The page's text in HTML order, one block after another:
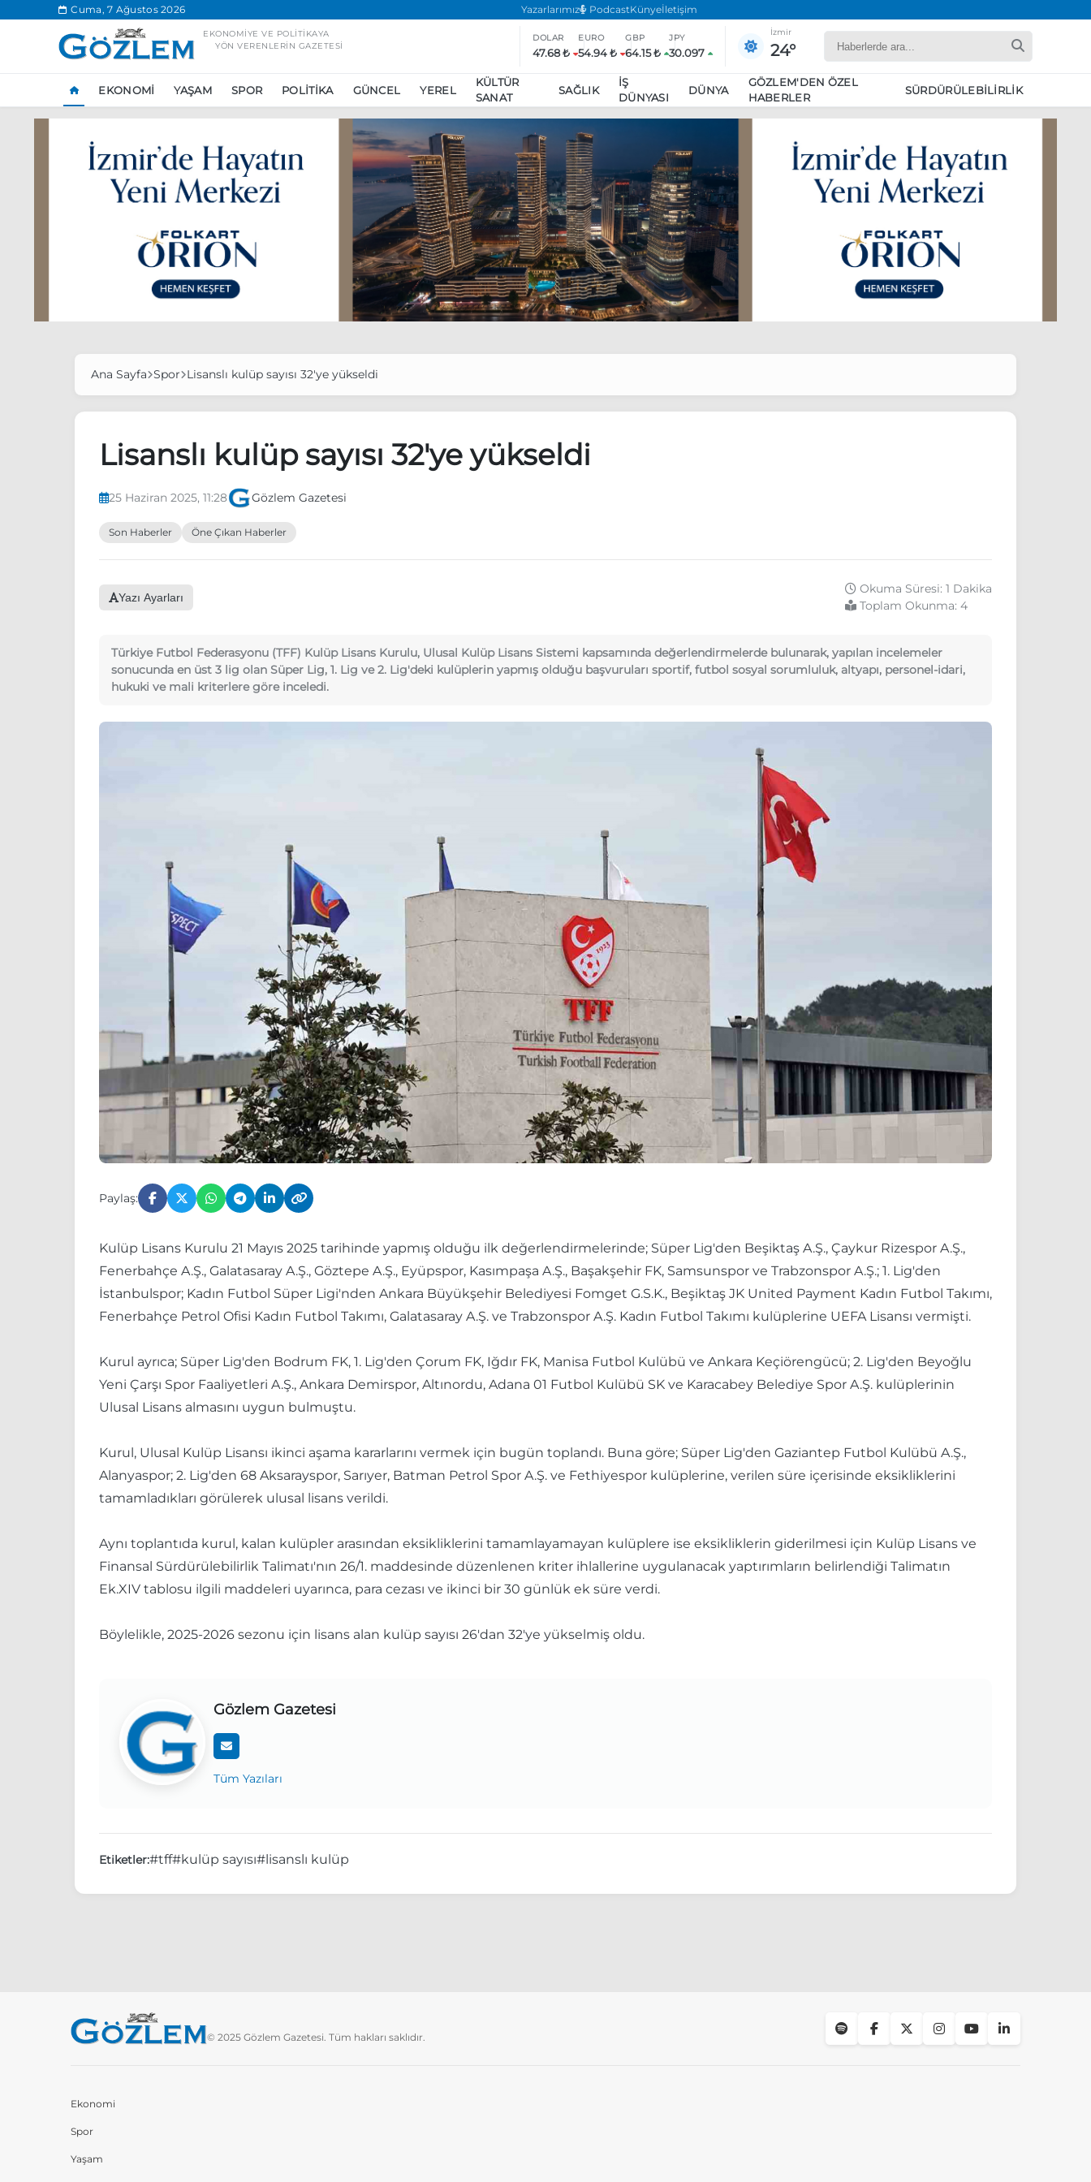
Cuma, 7 Ağustos 2026 Yazarlarımız PodcastKünyeİletişim
EKONOMIYE VE POLITIKAYA
YÖN VERENLERIN GAZETESI
DOLAR
47.68 ₺
EURO
54.94 ₺
GBP
64.15 ₺
JPY
30.097
İzmir
24°
EKONOMI YAŞAM SPOR POLITIKA GÜNCEL YEREL
KÜLTÜR
SANAT
SAĞLIK
İŞ
DÜNYASI
DÜNYA
GÖZLEM'DEN ÖZEL
HABERLER
SÜRDÜRÜLEBILIRLIK
Ankara’da eylem yasağı uzatıldı
Özgür Özel, Ekrem İmamoğlu’nu ziyaret edecek
Ünlü çift bir etkinliğe daha katılmama kararı aldı
Boykot
Ana Sayfa Spor Lisanslı kulüp sayısı 32'ye yükseldi
Lisanslı kulüp sayısı 32'ye yükseldi
25 Haziran 2025, 11:28 Gözlem Gazetesi
Son Haberler Öne Çıkan Haberler
Yazı Ayarları
Okuma Süresi: 1 Dakika
Toplam Okunma: 4
Türkiye Futbol Federasyonu (TFF) Kulüp Lisans Kurulu, Ulusal Kulüp Lisans Sistemi kapsamında değerlendirmelerde bulunarak, yapılan incelemeler
sonucunda en üst 3 lig olan Süper Lig, 1. Lig ve 2. Lig'deki kulüplerin yapmış olduğu başvuruları sportif, futbol sosyal sorumluluk, altyapı, personel-idari,
hukuki ve mali kriterlere göre inceledi.
Paylaş:
Kulüp Lisans Kurulu 21 Mayıs 2025 tarihinde yapmış olduğu ilk değerlendirmelerinde; Süper Lig'den Beşiktaş A.Ş., Çaykur Rizespor A.Ş.,
Fenerbahçe A.Ş., Galatasaray A.Ş., Göztepe A.Ş., Eyüpspor, Kasımpaşa A.Ş., Başakşehir FK, Samsunspor ve Trabzonspor A.Ş.; 1. Lig'den
İstanbulspor; Kadın Futbol Süper Ligi'nden Ankara Büyükşehir Belediyesi Fomget G.S.K., Beşiktaş JK United Payment Kadın Futbol Takımı,
Fenerbahçe Petrol Ofisi Kadın Futbol Takımı, Galatasaray A.Ş. ve Trabzonspor A.Ş. Kadın Futbol Takımı kulüplerine UEFA Lisansı vermişti.
Kurul ayrıca; Süper Lig'den Bodrum FK, 1. Lig'den Çorum FK, Iğdır FK, Manisa Futbol Kulübü ve Ankara Keçiörengücü; 2. Lig'den Beyoğlu
Yeni Çarşı Spor Faaliyetleri A.Ş., Ankara Demirspor, Altınordu, Adana 01 Futbol Kulübü SK ve Karacabey Belediye Spor A.Ş. kulüplerinin
Ulusal Lisans almasını uygun bulmuştu.
Kurul, Ulusal Kulüp Lisansı ikinci aşama kararlarını vermek için bugün toplandı. Buna göre; Süper Lig'den Gaziantep Futbol Kulübü A.Ş.,
Alanyaspor; 2. Lig'den 68 Aksarayspor, Sarıyer, Batman Petrol Spor A.Ş. ve Fethiyespor kulüplerine, verilen süre içerisinde eksikliklerini
tamamladıkları görülerek ulusal lisans verildi.
Aynı toplantıda kurul, kalan kulüpler arasından eksikliklerini tamamlayamayan kulüplere ise eksikliklerin giderilmesi için Kulüp Lisans ve
Finansal Sürdürülebilirlik Talimatı'nın 26/1. maddesinde düzenlenen kriter ihlallerine uygulanacak yaptırımların belirlendiği Talimatın
Ek.XIV tablosu ilgili maddeleri uyarınca, para cezası ve ikinci bir 30 günlük ek süre verdi.
Böylelikle, 2025-2026 sezonu için lisans alan kulüp sayısı 26'dan 32'ye yükselmiş oldu.
Gözlem Gazetesi
Tüm Yazıları
Etiketler:#tff#kulüp sayısı#lisanslı kulüp
© 2025 Gözlem Gazetesi. Tüm hakları saklıdır.
Ekonomi
Spor
Yaşam